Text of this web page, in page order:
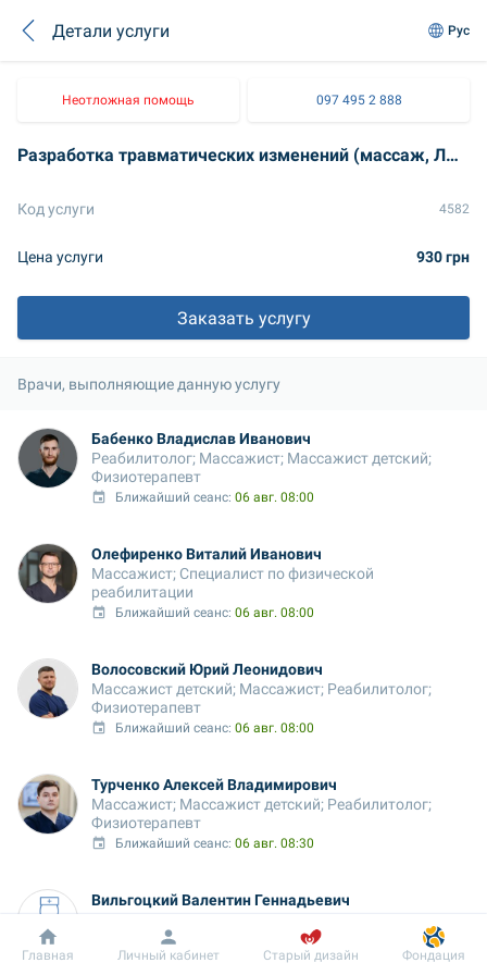
Детали услуги Рус
Неотложная помощь 097 495 2 888
Разработка травматических изменений (массаж, ЛФК, миофасциальный релиз, ПИР мышц, суставная коррекция) 30 мин
Код услуги 4582
Цена услуги 930 грн
Заказать услугу
Врачи, выполняющие данную услугу
Бабенко Владислав Иванович
Реабилитолог; Массажист; Массажист детский;
Физиотерапевт
Ближайший сеанс: 06 авг. 08:00
Олефиренко Виталий Иванович
Массажист; Специалист по физической
реабилитации
Ближайший сеанс: 06 авг. 08:00
Волосовский Юрий Леонидович
Массажист детский; Массажист; Реабилитолог;
Физиотерапевт
Ближайший сеанс: 06 авг. 08:00
Турченко Алексей Владимирович
Массажист; Массажист детский; Реабилитолог;
Физиотерапевт
Ближайший сеанс: 06 авг. 08:30
Вильгоцкий Валентин Геннадьевич
Ближайший сеанс: 06 авг. 08:30
Добробут Информация Пациенту
Главная Личный кабинет Старый дизайн Фондация